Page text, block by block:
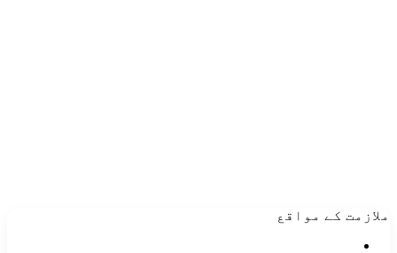
ملازمت کے مواقع